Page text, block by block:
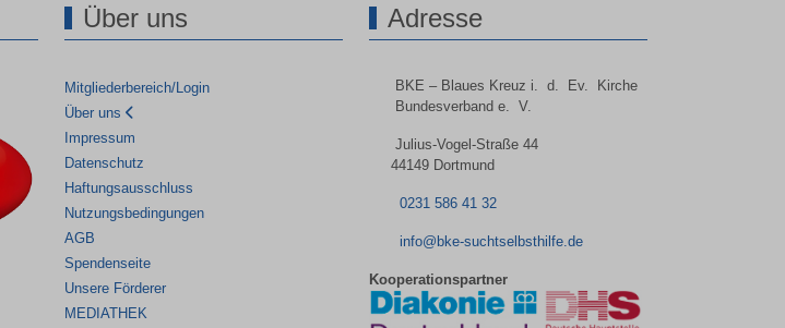
Über uns
Mitgliederbereich/Login
Über uns
Impressum
Datenschutz
Haftungsausschluss
Nutzungsbedingungen
AGB
Spendenseite
Unsere Förderer
MEDIATHEK
Adresse
BKE – Blaues Kreuz i. d. Ev. Kirche
Bundesverband e. V.
Julius-Vogel-Straße 44
44149 Dortmund
0231 586 41 32
info@bke-suchtselbsthilfe.de
Kooperationspartner